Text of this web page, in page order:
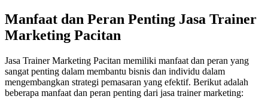
Manfaat dan Peran Penting Jasa Trainer
Marketing Pacitan
Jasa Trainer Marketing Pacitan memiliki manfaat dan peran yang
sangat penting dalam membantu bisnis dan individu dalam
mengembangkan strategi pemasaran yang efektif. Berikut adalah
beberapa manfaat dan peran penting dari jasa trainer marketing: